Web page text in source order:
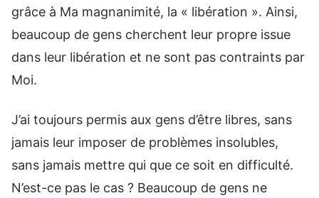
grâce à Ma magnanimité, la « libération ». Ainsi,
beaucoup de gens cherchent leur propre issue
dans leur libération et ne sont pas contraints par
Moi.
J’ai toujours permis aux gens d’être libres, sans
jamais leur imposer de problèmes insolubles,
sans jamais mettre qui que ce soit en difficulté.
N’est-ce pas le cas ? Beaucoup de gens ne